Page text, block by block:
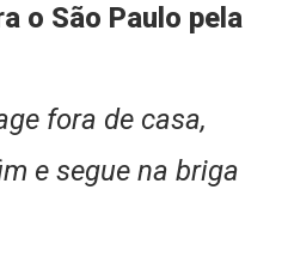
o São Paulo pela
fora de casa,
e segue na briga